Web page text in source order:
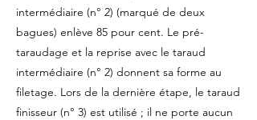
intermédiaire (n° 2) (marqué de deux
bagues) enlève 85 pour cent. Le pré-
taraudage et la reprise avec le taraud
intermédiaire (n° 2) donnent sa forme au
filetage. Lors de la dernière étape, le taraud
finisseur (n° 3) est utilisé ; il ne porte aucun